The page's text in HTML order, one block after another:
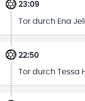
23:09
Tor durch Ena
22:50
Tor durch Tessa